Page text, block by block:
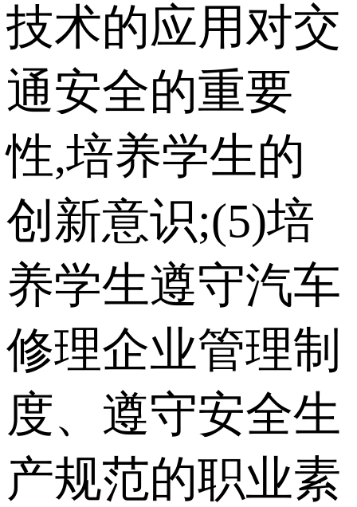
技术的应用对交
通安全的重要
性,培养学生的
创新意识;(5)培
养学生遵守汽车
修理企业管理制
度、遵守安全生
产规范的职业素